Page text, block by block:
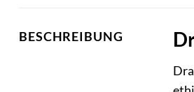
BESCHREIBUNG